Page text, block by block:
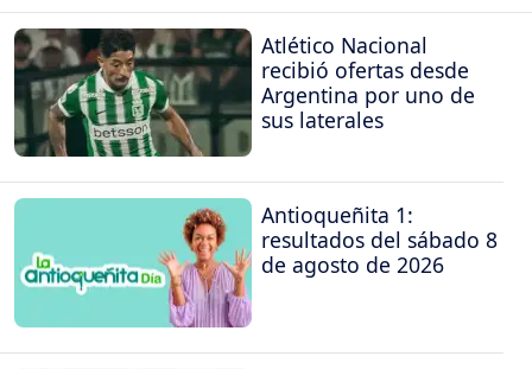
Atlético Nacional
recibió ofertas desde
Argentina por uno de
sus laterales
Antioqueñita 1:
resultados del sábado 8
de agosto de 2026